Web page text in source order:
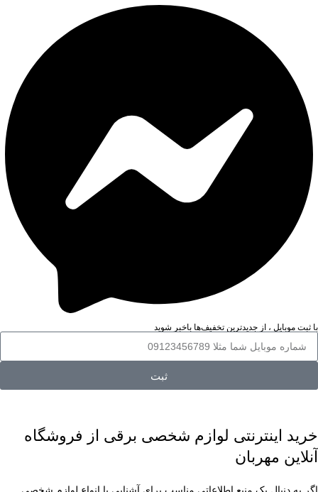
با ثبت موبایل ، از جدید‌ترین تخفیف‌ها با‌خبر شوید
ثبت
خرید اینترنتی لوازم شخصی برقی از فروشگاه
آنلاین مهربان